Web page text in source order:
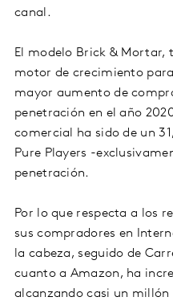
canal.
El modelo Brick & Mortar,
motor de crecimiento
mayor aumento de
penetración en el año
comercial ha sido de un
Pure Players -
penetración.
Por lo que respecta a los
sus compradores en
la cabeza, seguido de
cuanto a Amazon, ha
alcanzando casi un millón